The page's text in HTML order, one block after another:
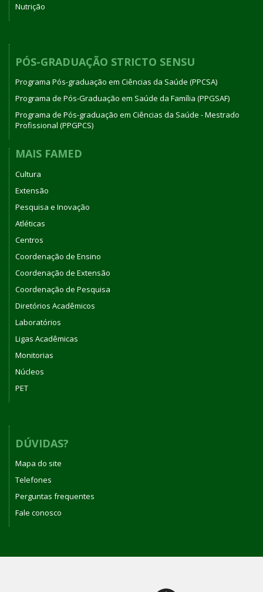
Nutrição
PÓS-GRADUAÇÃO STRICTO SENSU
Programa Pós-graduação em Ciências da Saúde (PPCSA)
Programa de Pós-Graduação em Saúde da Família (PPGSAF)
Programa de Pós-graduação em Ciências da Saúde - Mestrado
Profissional (PPGPCS)
MAIS FAMED
Cultura
Extensão
Pesquisa e Inovação
Atléticas
Centros
Coordenação de Ensino
Coordenação de Extensão
Coordenação de Pesquisa
Diretórios Acadêmicos
Laboratórios
Ligas Acadêmicas
Monitorias
Núcleos
PET
DÚVIDAS?
Mapa do site
Telefones
Perguntas frequentes
Fale conosco